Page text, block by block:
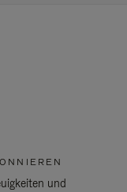
und